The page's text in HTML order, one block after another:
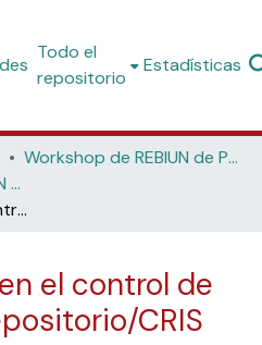
Todo el
repositorio
Estadísticas
Workshop de REBIUN de Proyectos Digitales
16º Workshop de REBIUN de Proyectos Digitales, 7ª Jornadas de Os Repositorios, 11º Coloquio Internacional de Ciencias de la Documentación (Universidad de Salamanca, 2017)
Sincronización en el control de Autoridades Repositorio/CRIS
el control de
CRIS